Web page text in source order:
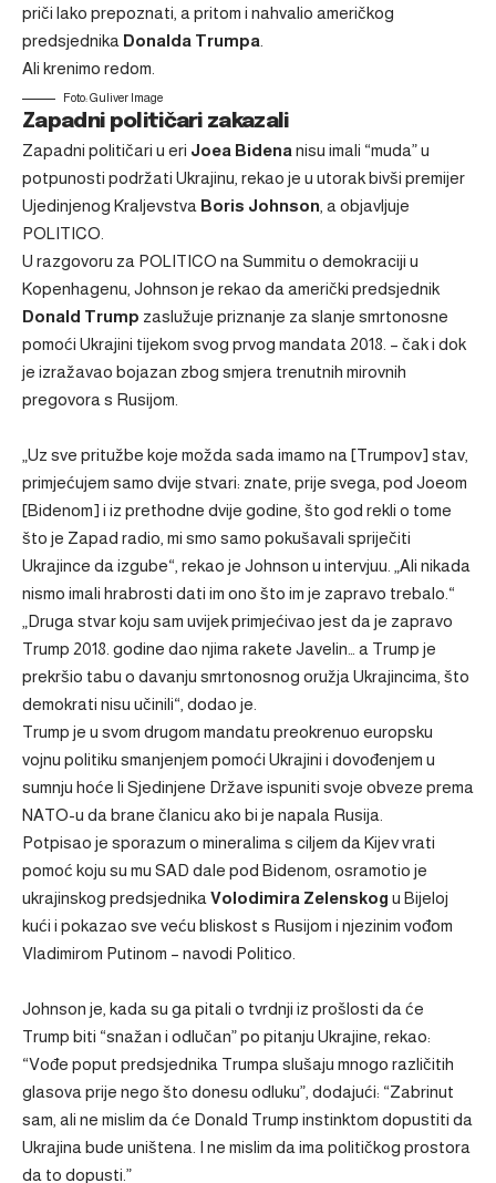
priči lako prepoznati, a pritom i nahvalio američkog
predsjednika Donalda Trumpa
Ali krenimo redom.
Foto: Guliver Image
Zapadni političari zakazali
Zapadni političari u eri Joea Bidena nisu imali “muda” u
potpunosti podržati Ukrajinu, rekao je u utorak bivši premijer
Ujedinjenog Kraljevstva Boris Johnson , a objavljuje
POLITICO.
U razgovoru za POLITICO na Summitu o demokraciji u
Kopenhagenu, Johnson je rekao da američki predsjednik
Donald Trump zaslužuje priznanje za slanje smrtonosne
pomoći Ukrajini tijekom svog prvog mandata 2018. – čak i dok
je izražavao bojazan zbog smjera trenutnih mirovnih
pregovora s Rusijom.
„Uz sve pritužbe koje možda sada imamo na [Trumpov] stav,
primjećujem samo dvije stvari: znate, prije svega, pod Joeom
[Bidenom] i iz prethodne dvije godine, što god rekli o tome
što je Zapad radio, mi smo samo pokušavali spriječiti
Ukrajince da izgube“, rekao je Johnson u intervjuu. „Ali nikada
nismo imali hrabrosti dati im ono što im je zapravo trebalo.“
„Druga stvar koju sam uvijek primjećivao jest da je zapravo
Trump 2018. godine dao njima rakete Javelin… a Trump je
prekršio tabu o davanju smrtonosnog oružja Ukrajincima, što
demokrati nisu učinili“, dodao je.
Trump je u svom drugom mandatu preokrenuo europsku
vojnu politiku smanjenjem pomoći Ukrajini i dovođenjem u
sumnju hoće li Sjedinjene Države ispuniti svoje obveze prema
NATO-u da brane članicu ako bi je napala Rusija.
Potpisao je sporazum o mineralima s ciljem da Kijev vrati
pomoć koju su mu SAD dale pod Bidenom, osramotio je
ukrajinskog predsjednika Volodimira Zelenskog u Bijeloj
kući i pokazao sve veću bliskost s Rusijom i njezinim vođom
Vladimirom Putinom – navodi Politico.
Johnson je, kada su ga pitali o tvrdnji iz prošlosti da će
Trump biti “snažan i odlučan” po pitanju Ukrajine, rekao:
“Vođe poput predsjednika Trumpa slušaju mnogo različitih
glasova prije nego što donesu odluku”, dodajući: “Zabrinut
sam, ali ne mislim da će Donald Trump instinktom dopustiti da
Ukrajina bude uništena. I ne mislim da ima političkog prostora
da to dopusti.”